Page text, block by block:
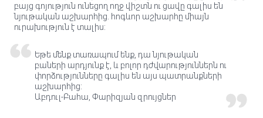
բայց գոյություն ունեցող ողջ վիշտն ու ցավը գալիս են
նյութական աշխարհից. հոգևոր աշխարհը միայն
ուրախություն է տալիս:
Եթե ​​մենք տառապում ենք, դա նյութական
բաների արդյունք է, և բոլոր դժվարություններն ու
փորձությունները գալիս են այս պատրանքների
աշխարհից:
Աբդուլ-Բահա, Փարիզյան զրույցներ